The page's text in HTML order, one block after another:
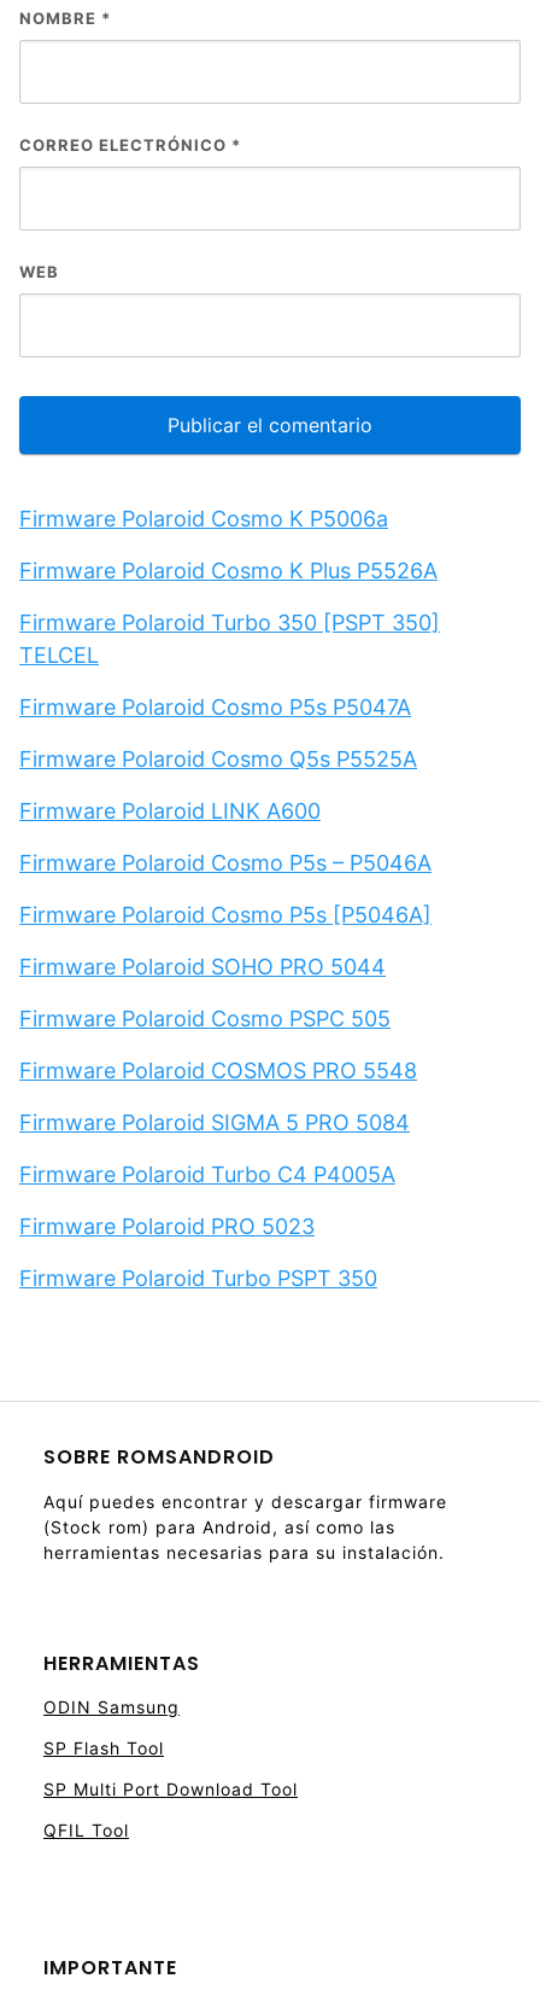
NOMBRE *
CORREO ELECTRÓNICO *
WEB
Firmware Polaroid Cosmo K P5006a
Firmware Polaroid Cosmo K Plus P5526A
Firmware Polaroid Turbo 350 [PSPT 350]
TELCEL
Firmware Polaroid Cosmo P5s P5047A
Firmware Polaroid Cosmo Q5s P5525A
Firmware Polaroid LINK A600
Firmware Polaroid Cosmo P5s – P5046A
Firmware Polaroid Cosmo P5s [P5046A]
Firmware Polaroid SOHO PRO 5044
Firmware Polaroid Cosmo PSPC 505
Firmware Polaroid COSMOS PRO 5548
Firmware Polaroid SIGMA 5 PRO 5084
Firmware Polaroid Turbo C4 P4005A
Firmware Polaroid PRO 5023
Firmware Polaroid Turbo PSPT 350
SOBRE ROMSANDROID
Aquí puedes encontrar y descargar firmware
(Stock rom) para Android, así como las
herramientas necesarias para su instalación.
HERRAMIENTAS
ODIN Samsung
SP Flash Tool
SP Multi Port Download Tool
QFIL Tool
IMPORTANTE